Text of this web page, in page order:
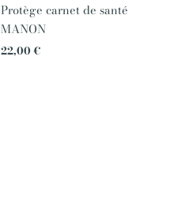
Protège carnet de santé
MANON
22,00 €